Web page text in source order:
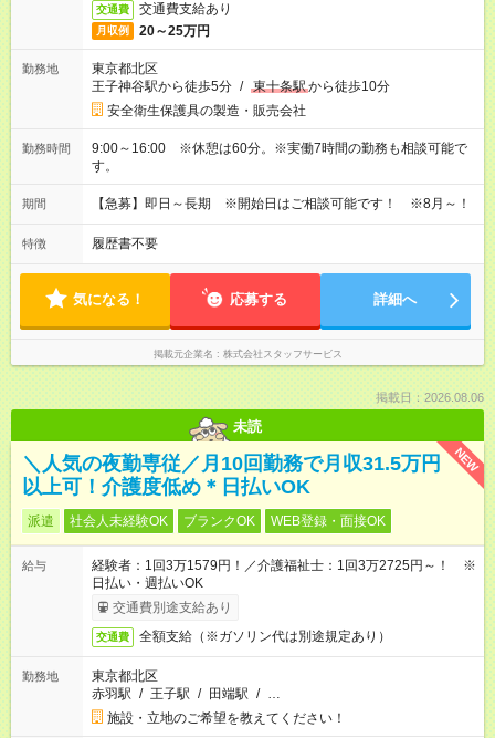
交通費 交通費支給あり
月収例 20～25万円
勤務地
東京都北区
王子神谷駅から徒歩5分 / 東十条駅から徒歩10分
安全衛生保護具の製造・販売会社
勤務時間
9:00～16:00 ※休憩は60分。※実働7時間の勤務も相談可能で
す。
期間 【急募】即日～長期 ※開始日はご相談可能です！ ※8月～！
特徴 履歴書不要
気になる！ 応募する 詳細へ
掲載元企業名 株式会社スタッフサービス
掲載日：2026.08.06
未読
NEW
＼人気の夜勤専従／月10回勤務で月収31.5万円
以上可！介護度低め＊日払いOK
派遣 社会人未経験OK ブランクOK WEB登録・面接OK
給与
経験者：1回3万1579円！／介護福祉士：1回3万2725円～！ ※
日払い・週払いOK
交通費別途支給あり
交通費 全額支給（※ガソリン代は別途規定あり）
勤務地
東京都北区
赤羽駅 / 王子駅 / 田端駅 / …
施設・立地のご希望を教えてください！